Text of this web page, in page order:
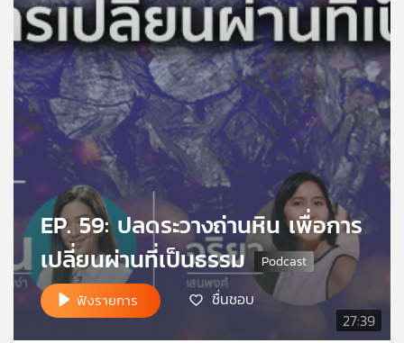
เกี่ยว
กับ
เรา
เครือ
ข่าย
แผนที่
27:39
EP. 59: ปลดระวางถ่านหิน เพื่อการ
เปลี่ยนผ่านที่เป็นธรรม
ฟังรายการ ชื่นชอบ